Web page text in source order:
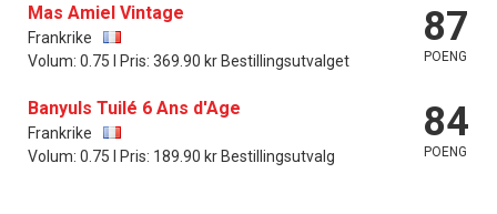
Mas Amiel Vintage
Frankrike
Volum: 0.75 l Pris: 369.90 kr Bestillingsutvalget
87
POENG
Banyuls Tuilé 6 Ans d'Age
Frankrike
Volum: 0.75 l Pris: 189.90 kr Bestillingsutvalg
84
POENG